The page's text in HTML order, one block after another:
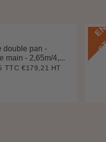
double pan -
main - 2,65m/4,...
TTC €215,05
€179,21 HT